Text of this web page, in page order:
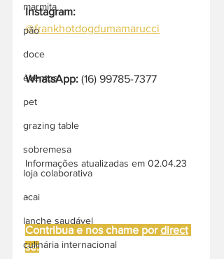
marmita
pão
doce
eventos
pet
grazing table
sobremesa
loja colaborativa
acai
lanche saudável
culinária internacional
Instagram:
@frankhotdogdumamarucci
WhatsApp: (16) 99785-7377
Informações atualizadas em 02.04.23
-
Contribua e nos chame por direct
se: